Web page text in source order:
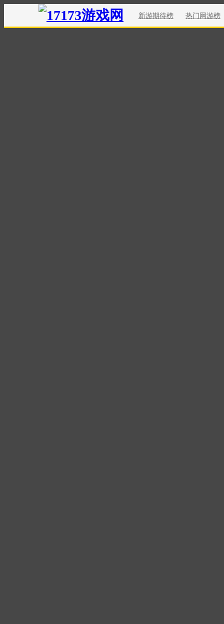
新游期待榜 热门网游榜